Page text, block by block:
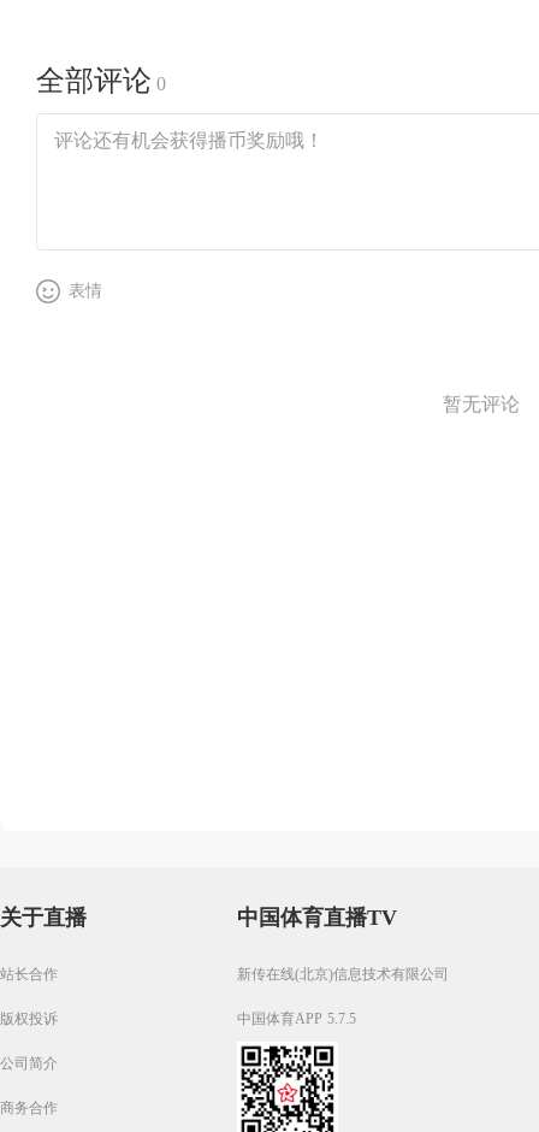
全部评论 0
表情
暂无评论
关于直播
站长合作
版权投诉
公司简介
商务合作
中国体育直播TV
新传在线(北京)信息技术有限公司
中国体育APP 5.7.5